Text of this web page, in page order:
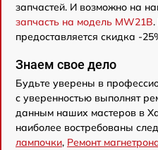
запчастей. И возможно на
запчасть на модель MW21B.
предоставляется скидка -
Знаем свое дело
Будьте уверены в
с уверенностью выполнят
данным наших мастеров в
наиболее востребованы
лампочки, Ремонт